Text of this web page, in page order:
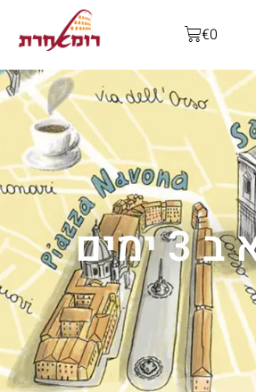
€0
ימים